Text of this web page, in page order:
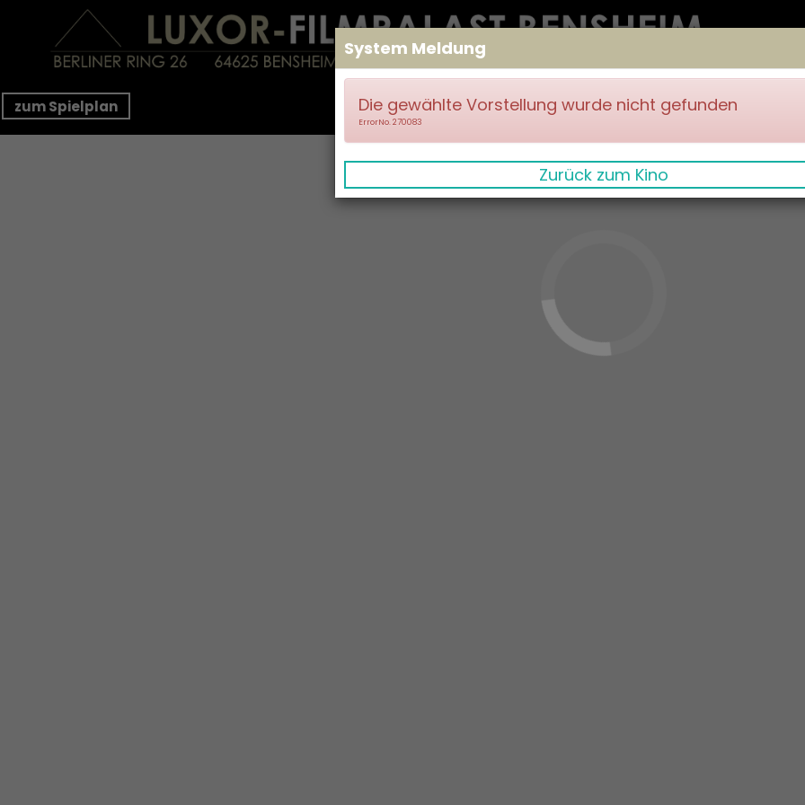
zum Spielplan
System Meldung
Die gewählte Vorstellung wurde nicht gefunden
ErrorNo. 270083
Zurück zum Kino